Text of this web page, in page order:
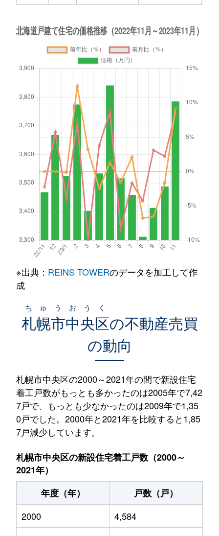
※出典： REINS TOWERのデータを加工して作
成
札幌市中央区
ちゅうおうく
の不動産売買
の動向
札幌市中央区の2000～2021年の間で新設住宅
着工戸数がもっとも多かったのは2005年で7,42
7戸で、もっとも少なかったのは2009年で1,35
0戸でした。2000年と2021年を比較すると1,85
7戸減少しています。
札幌市中央区の新設住宅着工戸数（2000～
2021年）
年度（年）
戸数（戸）
2000
4,584